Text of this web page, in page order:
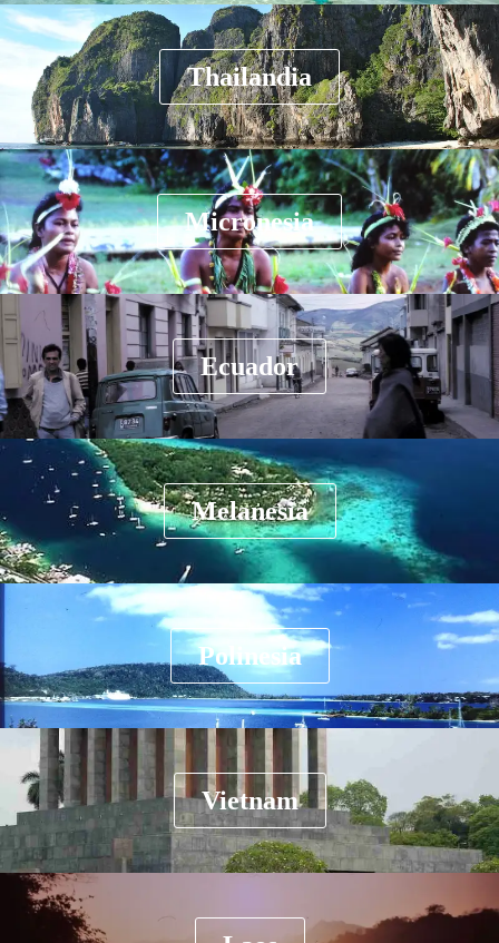
Thailandia
Micronesia
Ecuador
Melanesia
Polinesia
Vietnam